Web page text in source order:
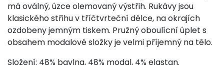
má oválný, úzce olemovaný výstřih. Rukávy jsou
klasického střihu v tříčtvrteční délce, na okrajích
ozdobeny jemným tiskem. Pružný oboulícní úplet s
obsahem modalové složky je velmi příjemný na tělo.
Složení: 48% bavlna, 48% modal, 4% elastan.